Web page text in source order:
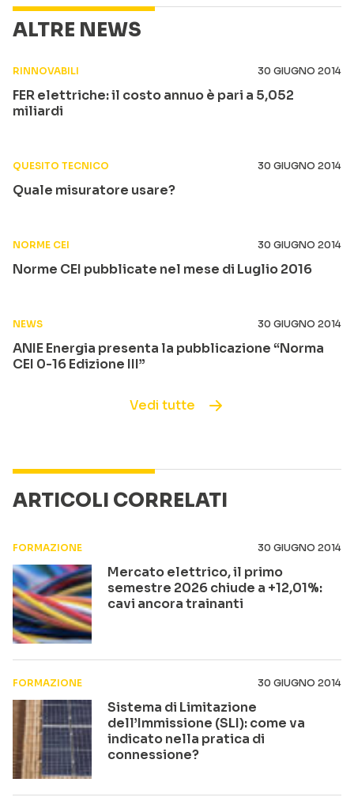
ALTRE NEWS
RINNOVABILI 30 GIUGNO 2014
FER elettriche: il costo annuo è pari a 5,052
miliardi
QUESITO TECNICO 30 GIUGNO 2014
Quale misuratore usare?
NORME CEI 30 GIUGNO 2014
Norme CEI pubblicate nel mese di Luglio 2016
NEWS 30 GIUGNO 2014
ANIE Energia presenta la pubblicazione “Norma
CEI 0-16 Edizione III”
Vedi tutte
ARTICOLI CORRELATI
FORMAZIONE 30 GIUGNO 2014
Mercato elettrico, il primo
semestre 2026 chiude a +12,01%:
cavi ancora trainanti
FORMAZIONE 30 GIUGNO 2014
Sistema di Limitazione
dell’Immissione (SLI): come va
indicato nella pratica di
connessione?